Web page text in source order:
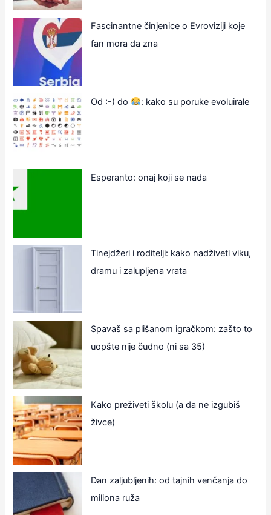
Fascinantne činjenice o Evroviziji koje
fan mora da zna
Od :-) do : kako su poruke evoluirale
Esperanto: onaj koji se nada
Tinejdžeri i roditelji: kako nadživeti viku,
dramu i zalupljena vrata
Spavaš sa plišanom igračkom: zašto to
uopšte nije čudno (ni sa 35)
Kako preživeti školu (a da ne izgubiš
živce)
Dan zaljubljenih: od tajnih venčanja do
miliona ruža